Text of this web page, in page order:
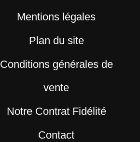
Mentions légales
Plan du site
Conditions générales de
vente
Notre Contrat Fidélité
Contact